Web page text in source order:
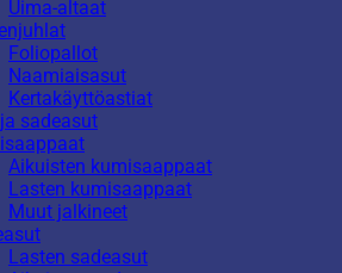
Uima-altaat
Foliopallot
Naamiaisasut
Kertakäyttöastiat
sadeasut
Aikuisten kumisaappaat
Lasten kumisaappaat
Muut jalkineet
Lasten sadeasut